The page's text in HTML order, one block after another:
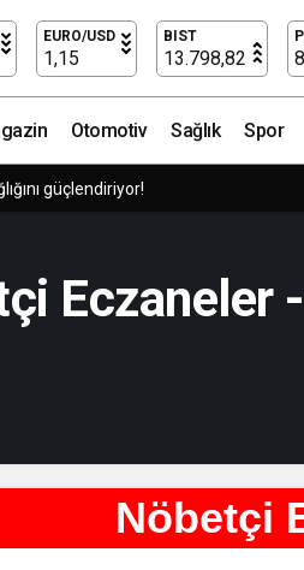
EURO/USD
1,15
BIST
13.798,82
Otomotiv Sağlık Spor
güçlendiriyor!
Eczaneler -
Nöbetçi